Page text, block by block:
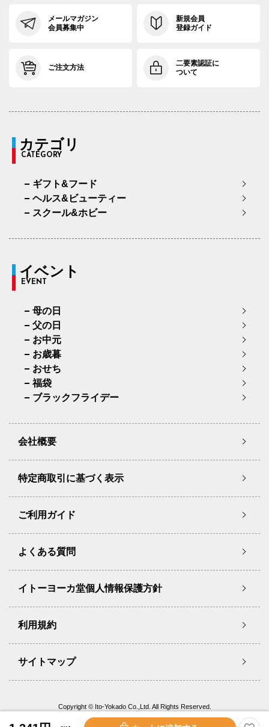
メールマガジン
会員募集中
新規会員
登録ガイド
ご注文方法
二要素認証に
ついて
カテゴリ
CATEGORY
ギフト&フード
ヘルス&ビューティー
スクール&ホビー
イベント
EVENT
母の日
父の日
お中元
お歳暮
おせち
福袋
ブラックフライデー
会社概要
特定商取引に基づく表示
ご利用ガイド
よくある質問
イトーヨーカ堂個人情報保護方針
利用規約
サイトマップ
Copyright © Ito-Yokado Co.,Ltd. All Rights Reserved.